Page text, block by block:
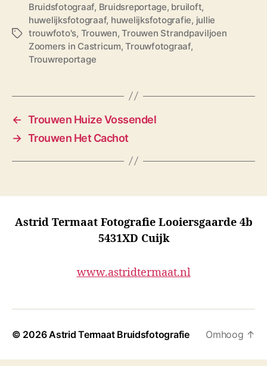
T
Bruidsfotograaf, Bruidsreportage, bruiloft,
huwelijksfotograaf, huwelijksfotografie, jullie
trouwfoto's, Trouwen,Trouwen Strandpaviljoen
Zoomers in Castricum,Trouwfotograaf,
Trouwreportage
← Trouwen Huize Vossendel
→ Trouwen Het Cachot
Astrid Termaat Fotografie Looiersgaarde 4b
5431XD Cuijk
www.astridtermaat.nl
© 2026Astrid Termaat Bruidsfotografie Omhoog ↑